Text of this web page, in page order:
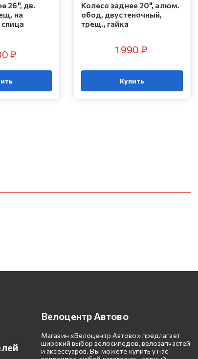
26", дв.
на
₽
Колесо заднее 20", алюм.
обод, двустеночный,
трещ., гайка
1 990 ₽
Купить
Велоцентр Автово
Магазин «Велоцентр Автово» предлагает
широкий выбор велосипедов, велозапчастей
и аксессуаров. Вы можете купить у нас